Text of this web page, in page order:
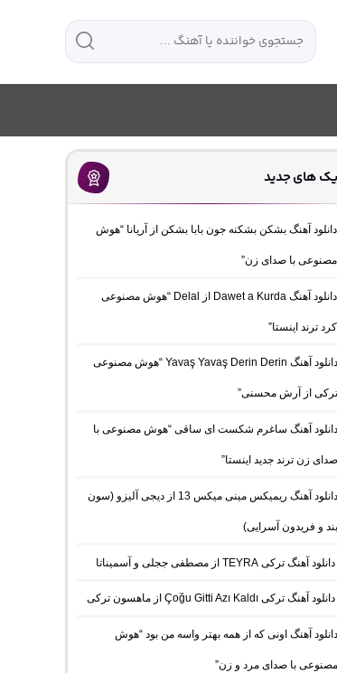
های جدید
دانلود آهنگ بشکن بشکنه جون بابا بشکن از آریانا “هوش
مصنوعی با صدای زن”
دانلود آهنگ Dawet a Kurda از Delal “هوش مصنوعی
کرد ترند اینستا”
دانلود آهنگ Yavaş Yavaş Derin Derin “هوش مصنوعی
ترکی از آرش محسنی”
دانلود آهنگ ساغرم شکست ای ساقی “هوش مصنوعی با
صدای زن ترند جدید اینستا”
دانلود آهنگ ریمیکس مینی میکس 13 از دیجی آلیزو (سون
بند و فریدون آسرایی)
دانلود آهنگ ترکی TEYRA از مصطفی ججلی و آسمیناتا
دانلود آهنگ ترکی Çoğu Gitti Azı Kaldı از ماهسون ترکی
دانلود آهنگ اونی که از همه بهتر واسه من بود “هوش
مصنوعی با صدای مرد و زن”